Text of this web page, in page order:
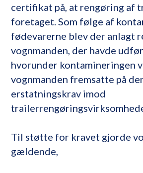
certifikat på, at rengøring af
foretaget. Som følge af
fødevarerne blev der anlagt
vognmanden, der havde
hvorunder kontamineringen
vognmanden fremsatte på
erstatningskrav imod
Til støtte for kravet gjorde
gældende,